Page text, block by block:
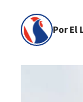
Por El